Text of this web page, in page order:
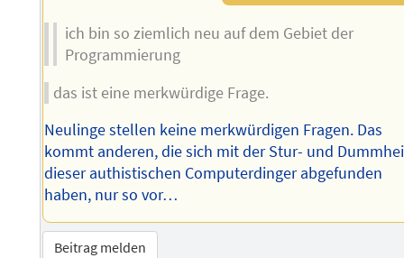
ich bin so ziemlich neu auf dem Gebiet der
Programmierung
das ist eine merkwürdige Frage.
Neulinge stellen keine merkwürdigen Fragen. Das
kommt anderen, die sich mit der Stur- und
dieser authistischen Computerdinger abgefunden
haben, nur so vor…
Beitrag melden